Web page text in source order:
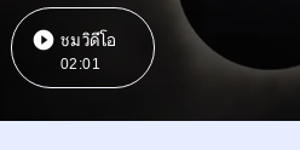
ชมวิดีโอ
02:01